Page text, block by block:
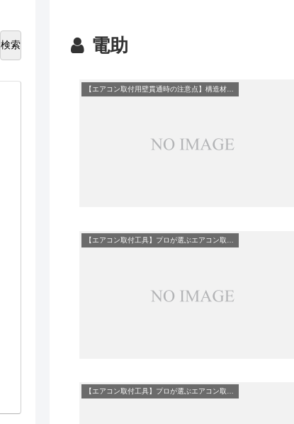
電助
【エアコン取付工具】プロが選ぶエアコン取付必須工具10選
検索